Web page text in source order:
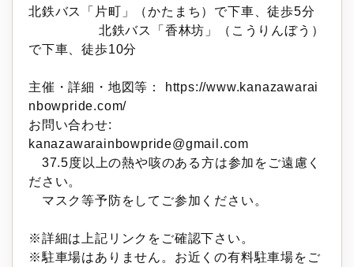
北鉄バス「片町」（かたまち）で下車、徒歩5分
北鉄バス「香林坊」（こうりんぼう）
で下車、徒歩10分
主催・詳細・地図等：
https://www.kanazawarai
nbowpride.com/
お問い合わせ:
kanazawarainbowpride@gmail.com
37.5度以上の熱や咳のある方は参加をご遠慮く
ださい。
マスク等予防をしてご参加ください。
※詳細は上記リンクをご確認下さい。
※駐車場はありません。お近くの有料駐車場をご